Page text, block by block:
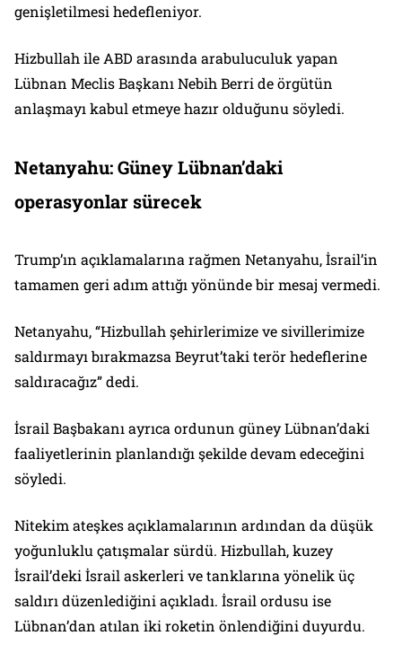
genişletilmesi hedefleniyor.
Hizbullah ile ABD arasında arabuluculuk yapan
Lübnan Meclis Başkanı Nebih Berri de örgütün
anlaşmayı kabul etmeye hazır olduğunu söyledi.
Netanyahu: Güney Lübnan’daki
operasyonlar sürecek
Trump’ın açıklamalarına rağmen Netanyahu, İsrail’in
tamamen geri adım attığı yönünde bir mesaj vermedi.
Netanyahu, “Hizbullah şehirlerimize ve sivillerimize
saldırmayı bırakmazsa Beyrut’taki terör hedeflerine
saldıracağız” dedi.
İsrail Başbakanı ayrıca ordunun güney Lübnan’daki
faaliyetlerinin planlandığı şekilde devam edeceğini
söyledi.
Nitekim ateşkes açıklamalarının ardından da düşük
yoğunluklu çatışmalar sürdü. Hizbullah, kuzey
İsrail’deki İsrail askerleri ve tanklarına yönelik üç
saldırı düzenlediğini açıkladı. İsrail ordusu ise
Lübnan’dan atılan iki roketin önlendiğini duyurdu.